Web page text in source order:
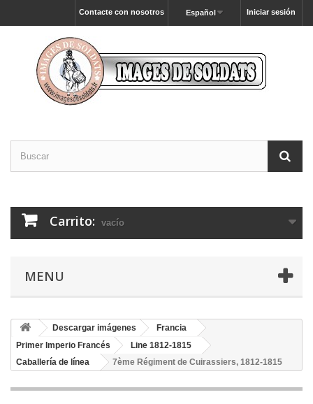
Iniciar sesión
Español
Contacte con nosotros
Carrito: vacío
MENU
Descargar imágenes
Francia
Primer Imperio Francés
Line 1812-1815
Caballería de línea
7ème Régiment de Cuirassiers, 1812-1815